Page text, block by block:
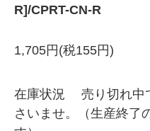
R]/CPRT-CN-R
1,705円(税155円)
在庫状況 売り切れ中
さいませ。（生産終了